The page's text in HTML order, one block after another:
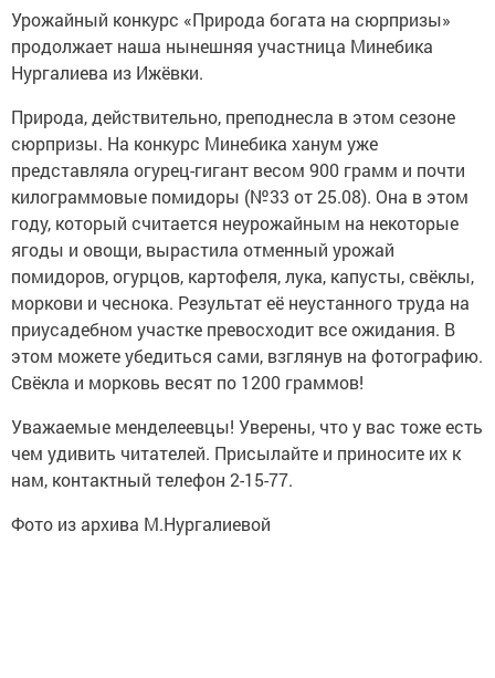
Урожайный конкурс «Природа богата на сюрпризы»
продолжает наша нынешняя участница Минебика
Нургалиева из Ижёвки.
Природа, действительно, преподнесла в этом сезоне
сюрпризы. На конкурс Минебика ханум уже
представляла огурец-гигант весом 900 грамм и почти
килограммовые помидоры (№33 от 25.08). Она в этом
году, который считается неурожайным на некоторые
ягоды и овощи, вырастила отменный урожай
помидоров, огурцов, картофеля, лука, капусты, свёклы,
моркови и чеснока. Результат её неустанного труда на
приусадебном участке превосходит все ожидания. В
этом можете убедиться сами, взглянув на фотографию.
Свёкла и морковь весят по 1200 граммов!
Уважаемые менделеевцы! Уверены, что у вас тоже есть
чем удивить читателей. Присылайте и приносите их к
нам, контактный телефон 2-15-77.
Фото из архива М.Нургалиевой